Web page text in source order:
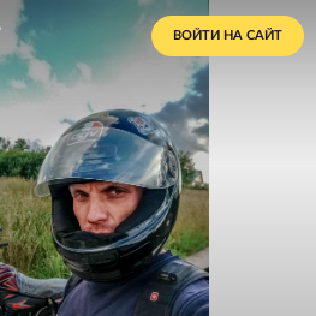
ВОЙТИ НА САЙТ